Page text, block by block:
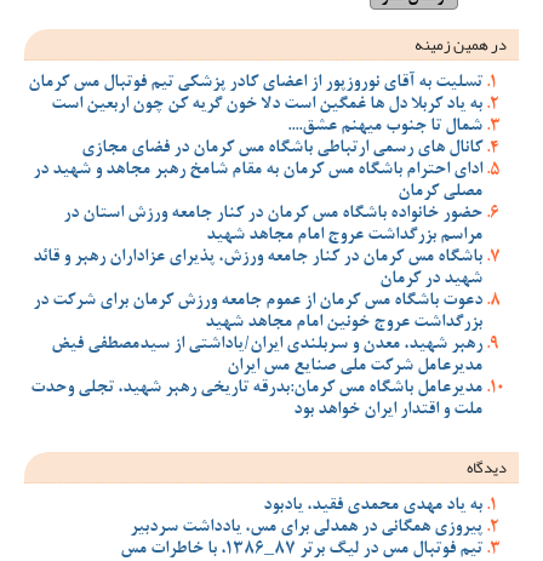
در همین زمینه
تسلیت به آقای نوروزپور از اعضای کادر پزشکی تیم فوتبال مس کرمان
به یاد کربلا دل ها غمگین است دلا خون گریه کن چون اربعین است
شمال تا جنوب میهنم عشق....
کانال های رسمی ارتباطی باشگاه مس کرمان در فضای مجازی
ادای احترام باشگاه مس کرمان به مقام شامخ رهبر مجاهد و شهید در
مصلی کرمان
حضور خانواده باشگاه مس کرمان در کنار جامعه ورزش استان در
مراسم بزرگداشت عروج امام مجاهد شهید
باشگاه مس کرمان در کنار جامعه ورزش، پذیرای عزاداران رهبر و قائد
شهید در کرمان
دعوت باشگاه مس کرمان از عموم جامعه ورزش کرمان برای شرکت در
بزرگداشت عروج خونین امام مجاهد شهید
رهبر شهید، معدن و سربلندی ایران/یاداشتی از سیدمصطفی‌‌ فیض
مدیرعامل شرکت ملی صنایع مس ایران
مدیرعامل باشگاه مس کرمان:بدرقه تاریخی رهبر شهید، تجلی وحدت
ملت و اقتدار ایران خواهد بود
دیدگاه
به یاد مهدی محمدی فقید، یادبود
پیروزی همگانی در همدلی برای مس، یادداشت سردبیر
تیم فوتبال مس در لیگ برتر 87_1386، با خاطرات مس